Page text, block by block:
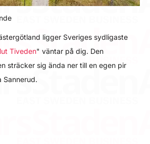
ligger Sveriges sydligaste
Tiveden" väntar på dig. Den
sträcker sig ända ner till en egen pir
Sannerud.